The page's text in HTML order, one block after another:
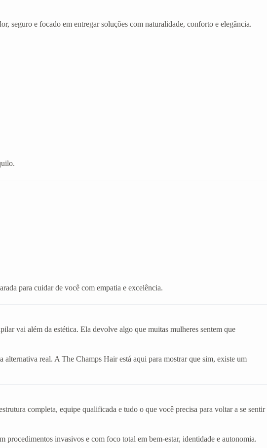
seguro e focado em entregar soluções com naturalidade, conforto e elegância.
para cuidar de você com empatia e excelência.
vai além da estética. Ela devolve algo que muitas mulheres sentem que
alternativa real. A The Champs Hair está aqui para mostrar que sim, existe um
completa, equipe qualificada e tudo o que você precisa para voltar a se sentir
procedimentos invasivos e com foco total em bem-estar, identidade e autonomia.